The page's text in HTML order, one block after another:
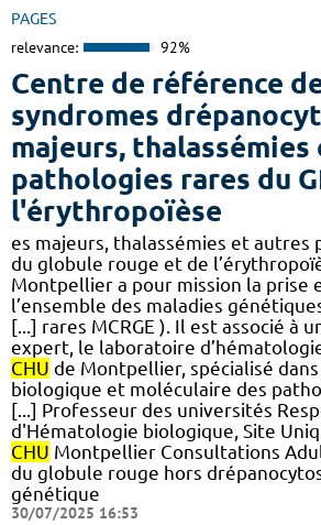
PAGES
relevance: 92%
Centre de référence
syndromes
majeurs,
pathologies rares du
l'érythropoïèse
es majeurs, thalassémies et autres
du globule rouge et de
Montpellier a pour mission la prise
l’ensemble des maladies
[...] rares MCRGE ). Il est associé à
expert, le laboratoire
CHU de Montpellier, spécialisé
biologique et moléculaire des
[...] Professeur des universités
d'Hématologie biologique, Site
CHU Montpellier Consultations
du globule rouge hors
génétique
30/07/2025 16:53